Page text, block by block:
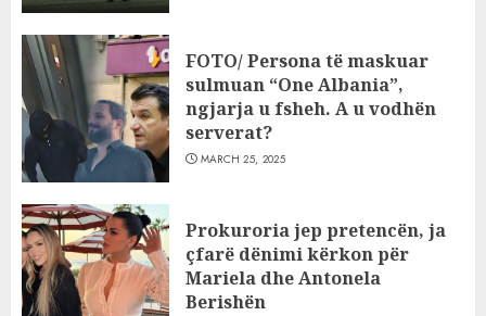
FOTO/ Persona të maskuar
sulmuan “One Albania”,
ngjarja u fsheh. A u vodhën
serverat?
MARCH 25, 2025
Prokuroria jep pretencën, ja
çfarë dënimi kërkon për
Mariela dhe Antonela
Berishën